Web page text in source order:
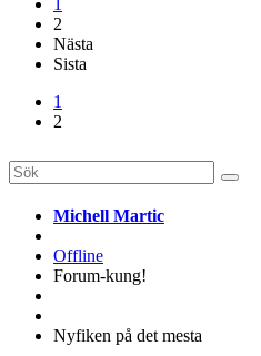
2
Nästa
Sista
1
2
Michell Martic
Offline
Forum-kung!
Nyfiken på det mesta